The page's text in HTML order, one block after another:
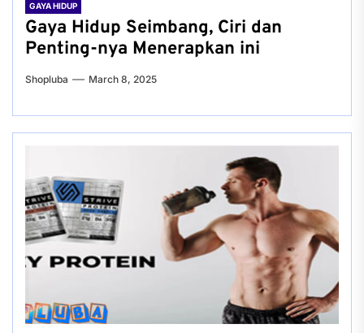
GAYA HIDUP
Gaya Hidup Seimbang, Ciri dan
Penting-nya Menerapkan ini
Shopluba March 8, 2025